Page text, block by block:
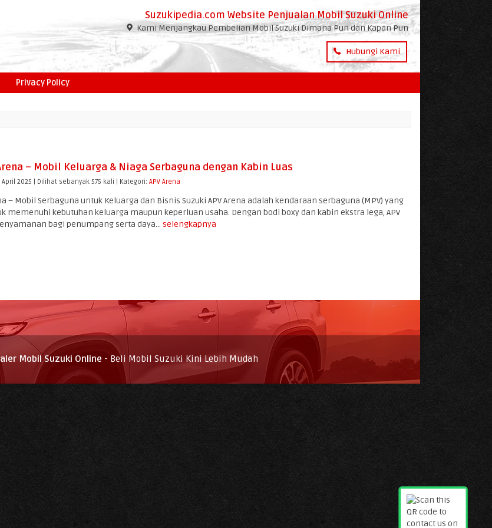
Suzukipedia.com Website Penjualan Mobil Suzuki Online
Kami Menjangkau Pembelian Mobil Suzuki Dimana Pun dan Kapan Pun
Hubungi Kami
Privacy Policy
– Mobil Keluarga & Niaga Serbaguna dengan Kabin Luas
2025 | Dilihat sebanyak 575 kali | Kategori: APV Arena
– Mobil Serbaguna untuk Keluarga dan Bisnis Suzuki APV Arena adalah kendaraan serbaguna (MPV) yang
memenuhi kebutuhan keluarga maupun keperluan usaha. Dengan bodi boxy dan kabin ekstra lega, APV
bagi penumpang serta daya... selengkapnya
Mobil Suzuki Online - Beli Mobil Suzuki Kini Lebih Mudah